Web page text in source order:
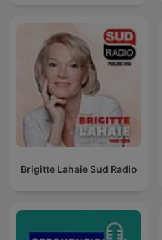
Brigitte Lahaie Sud Radio